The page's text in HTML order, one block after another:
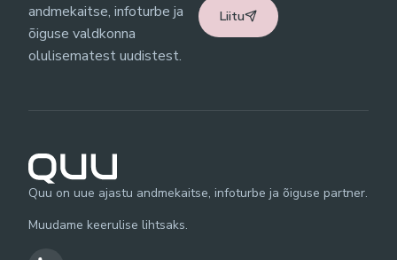
andmekaitse, infoturbe ja
õiguse valdkonna
olulisematest uudistest.
Liitu
Quu on uue ajastu andmekaitse, infoturbe ja õiguse partner.
Muudame keerulise lihtsaks.